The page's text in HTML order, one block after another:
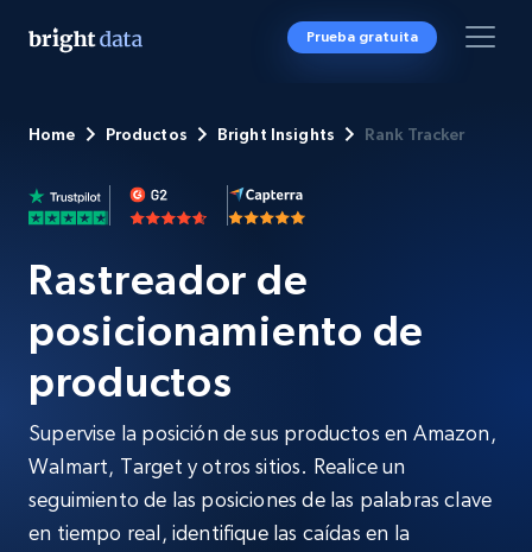
Prueba gratuita
Home Productos Bright Insights Rank Tracker
Rastreador de
posicionamiento de
productos
Supervise la posición de sus productos en Amazon,
Walmart, Target y otros sitios. Realice un
seguimiento de las posiciones de las palabras clave
en tiempo real, identifique las caídas en la